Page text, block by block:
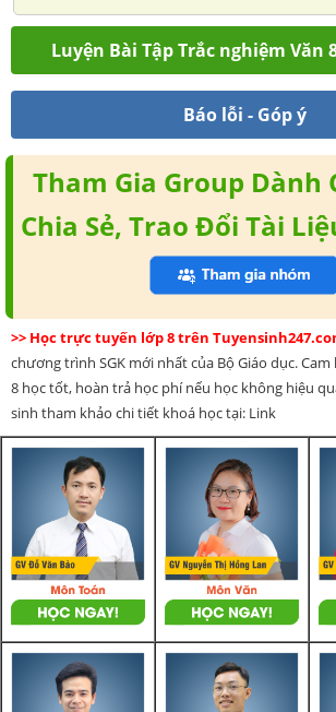
Luyện Bài Tập Trắc nghiệm Văn
Báo lỗi - Góp ý
Tham Gia Group Dành
Chia Sẻ, Trao Đổi Tài
>> Học trực tuyến lớp 8 trên
chương trình SGK mới nhất của Bộ Giáo dục.
8 học tốt, hoàn trả học phí nếu học không hiệu
sinh tham khảo chi tiết khoá học tại: Link